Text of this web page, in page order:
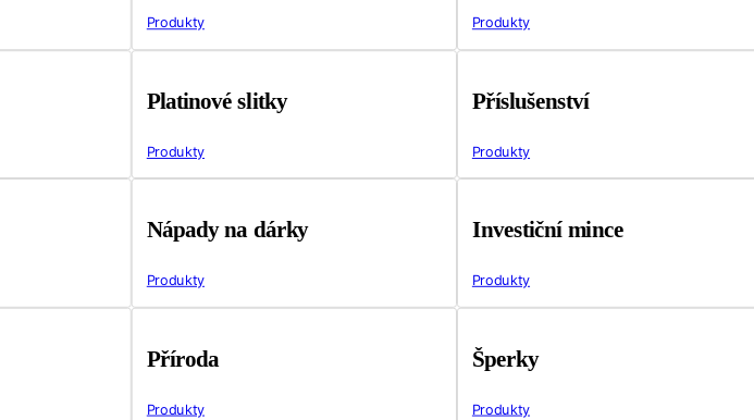
Produkty Produkty
Platinové slitky
Produkty
Příslušenství
Produkty
Nápady na dárky
Produkty
Investiční mince
Produkty
Příroda
Produkty
Šperky
Produkty